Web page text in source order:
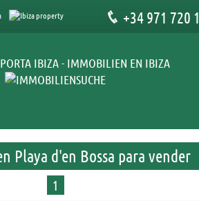
+34 971 720
Playa d'en Bossa para vender
1